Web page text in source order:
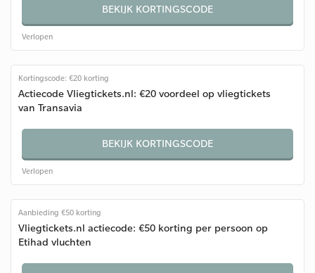
BEKIJK KORTINGSCODE
Verlopen
Kortingscode: €20 korting
Actiecode Vliegtickets.nl: €20 voordeel op vliegtickets
van Transavia
BEKIJK KORTINGSCODE
Verlopen
Aanbieding €50 korting
Vliegtickets.nl actiecode: €50 korting per persoon op
Etihad vluchten